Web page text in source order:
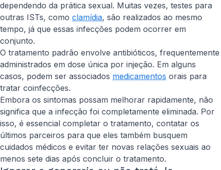
dependendo da prática sexual. Muitas vezes, testes para
outras ISTs, como clamídia, são realizados ao mesmo
tempo, já que essas infecções podem ocorrer em
conjunto.
O tratamento padrão envolve antibióticos, frequentemente
administrados em dose única por injeção. Em alguns
casos, podem ser associados medicamentos orais para
tratar coinfecções.
Embora os sintomas possam melhorar rapidamente, não
significa que a infecção foi completamente eliminada. Por
isso, é essencial completar o tratamento, contatar os
últimos parceiros para que eles também busquem
cuidados médicos e evitar ter novas relações sexuais ao
menos sete dias após concluir o tratamento.